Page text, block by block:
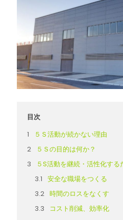
目次
５Ｓ活動が続かない理由
５Ｓの目的は何か？
５S活動を継続・活性化する
安全な職場をつくる
時間のロスをなくす
コスト削減、効率化